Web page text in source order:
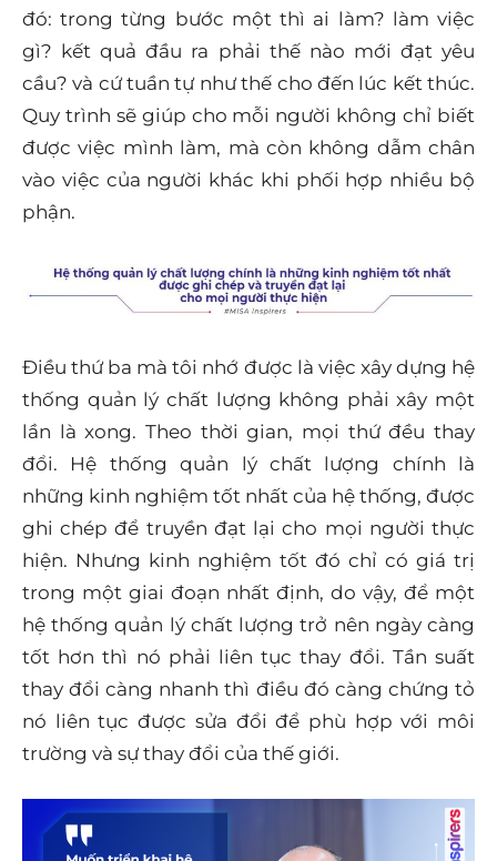
đó: trong từng bước một thì ai làm? làm việc
gì? kết quả đầu ra phải thế nào mới đạt yêu
cầu? và cứ tuần tự như thế cho đến lúc kết thúc.
Quy trình sẽ giúp cho mỗi người không chỉ biết
được việc mình làm, mà còn không dẫm chân
vào việc của người khác khi phối hợp nhiều bộ
phận.
Điều thứ ba mà tôi nhớ được là việc xây dựng hệ
thống quản lý chất lượng không phải xây một
lần là xong. Theo thời gian, mọi thứ đều thay
đổi. Hệ thống quản lý chất lượng chính là
những kinh nghiệm tốt nhất của hệ thống, được
ghi chép để truyền đạt lại cho mọi người thực
hiện. Nhưng kinh nghiệm tốt đó chỉ có giá trị
trong một giai đoạn nhất định, do vậy, để một
hệ thống quản lý chất lượng trở nên ngày càng
tốt hơn thì nó phải liên tục thay đổi. Tần suất
thay đổi càng nhanh thì điều đó càng chứng tỏ
nó liên tục được sửa đổi để phù hợp với môi
trường và sự thay đổi của thế giới.